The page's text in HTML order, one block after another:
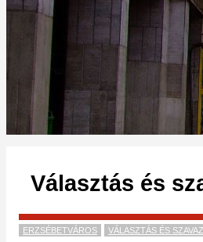
Választás és
ERZSÉBETVÁROS VÁLASZTÁS ÉS